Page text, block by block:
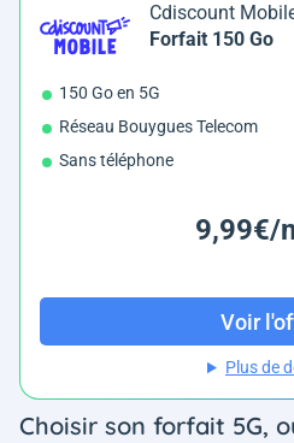
Cdiscount
Forfait 150 Go
150 Go en 5G
Réseau Bouygues Telecom
Sans téléphone
9,99€/
Voir
Plus de
Choisir son forfait 5G,